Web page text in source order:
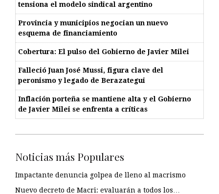
tensiona el modelo sindical argentino
Provincia y municipios negocian un nuevo
esquema de financiamiento
Cobertura: El pulso del Gobierno de Javier Milei
Falleció Juan José Mussi, figura clave del
peronismo y legado de Berazategui
Inflación porteña se mantiene alta y el Gobierno
de Javier Milei se enfrenta a críticas
Noticias más Populares
Impactante denuncia golpea de lleno al macrismo
Nuevo decreto de Macri: evaluarán a todos los…